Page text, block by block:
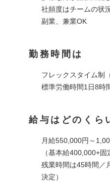
社頻度はチームの状
副業、兼業OK
勤務時間は
フレックスタイム制
標準労働時間1日8時
給与はどのくら
月給550,000円～
（基本給400,000+
残業時間は45時間／
決定）